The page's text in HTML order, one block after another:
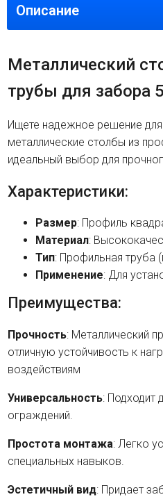
Описание
Металлический
трубы для забора
Ищете надежное решение
металлические столбы из
идеальный выбор для
Характеристики:
Размер: Профиль
Материал:
Тип: Профильная труба
Применение: Для
Преимущества:
Прочность: Металлический
отличную устойчивость к
воздействиям
Универсальность: Подходит
ограждений.
Простота монтажа: Легко
специальных навыков.
Эстетичный вид: Придает